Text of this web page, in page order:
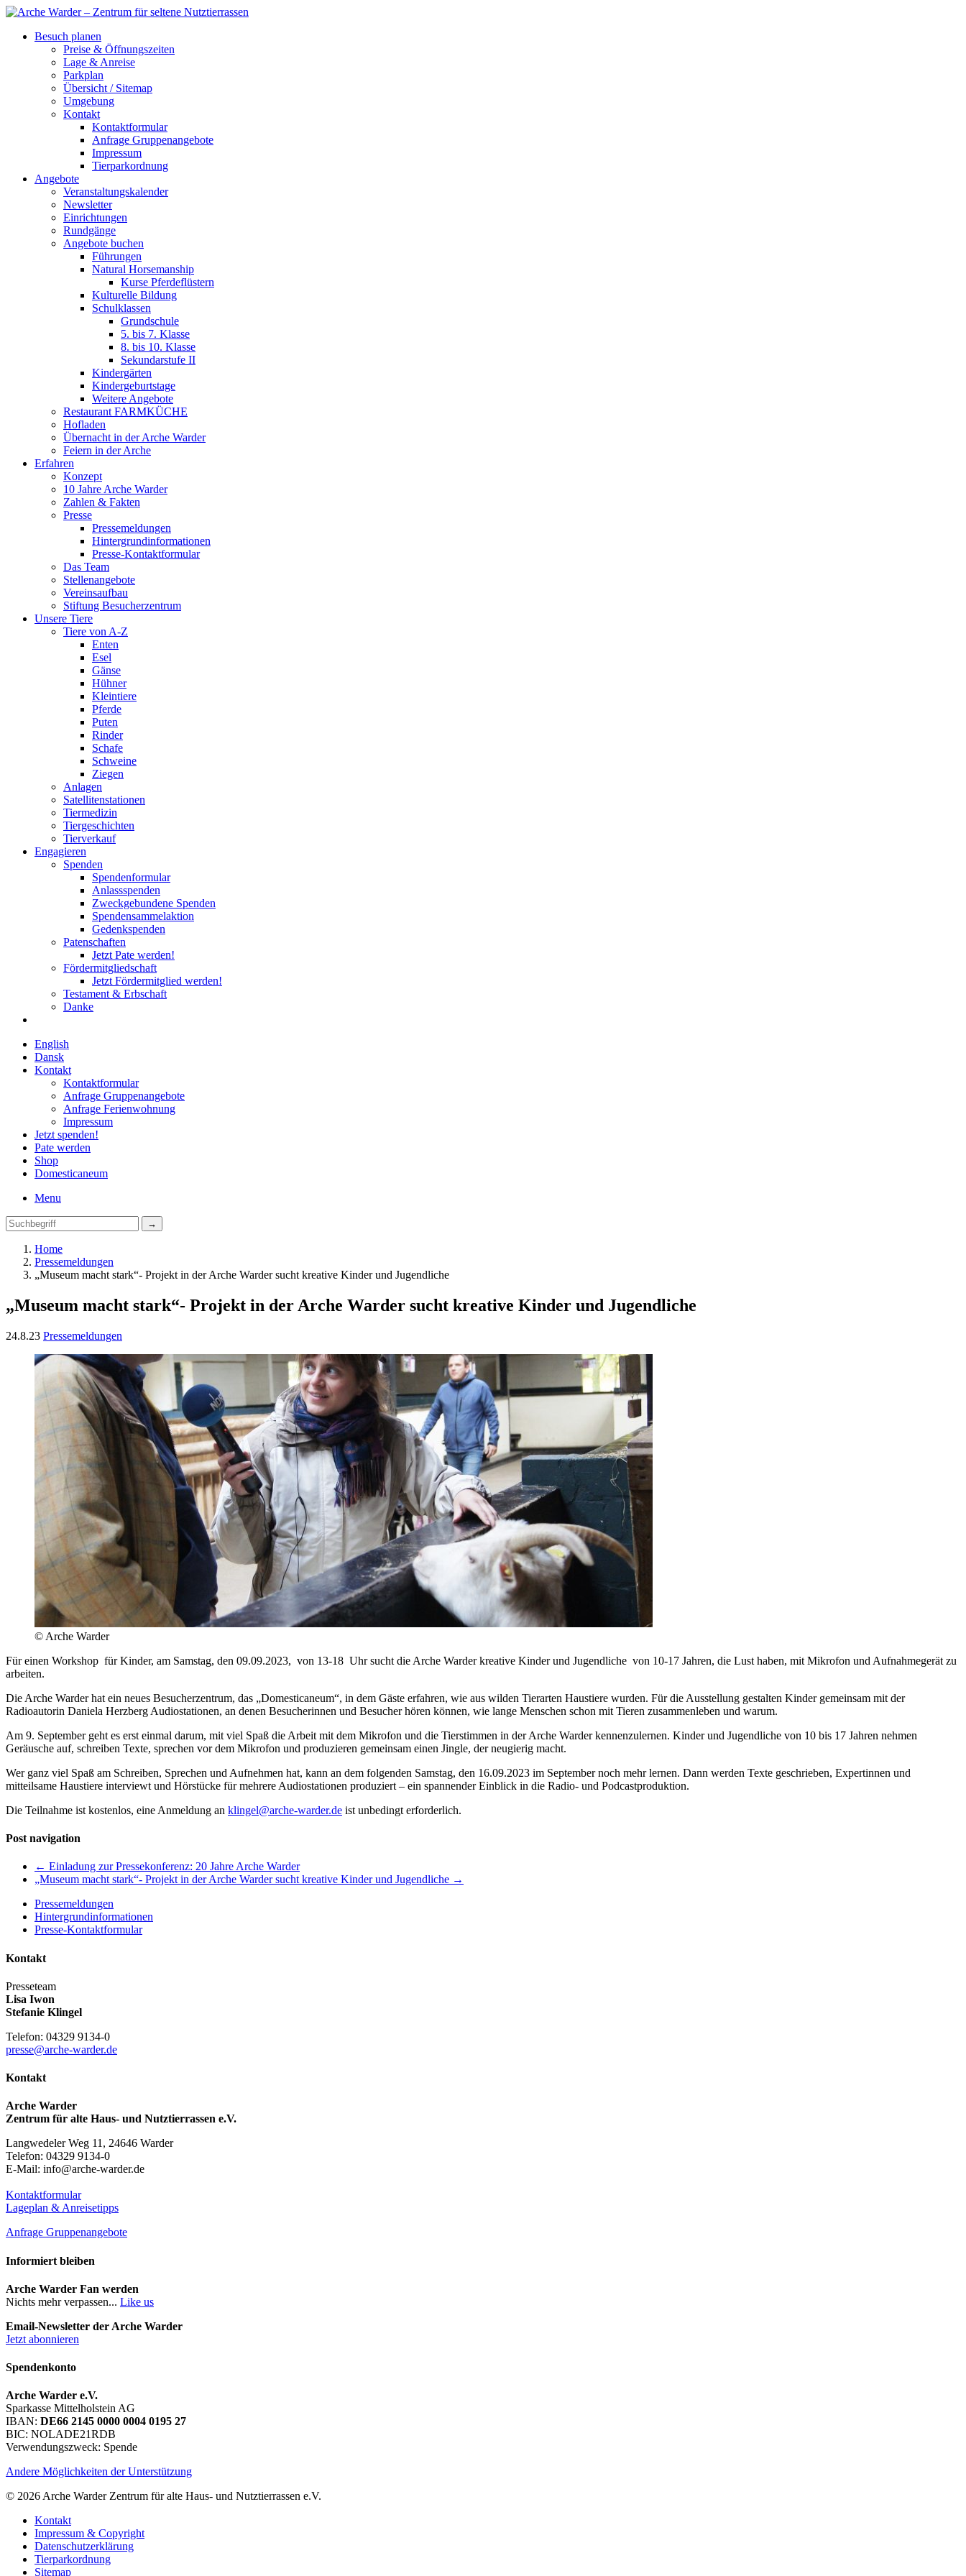
Besuch planen
Preise & Öffnungszeiten
Lage & Anreise
Parkplan
Übersicht / Sitemap
Umgebung
Kontakt
Kontaktformular
Anfrage Gruppenangebote
Impressum
Tierparkordnung
Angebote
Veranstaltungskalender
Newsletter
Einrichtungen
Rundgänge
Angebote buchen
Führungen
Natural Horsemanship
Kurse Pferdeflüstern
Kulturelle Bildung
Schulklassen
Grundschule
5. bis 7. Klasse
8. bis 10. Klasse
Sekundarstufe II
Kindergärten
Kindergeburtstage
Weitere Angebote
Restaurant FARMKÜCHE
Hofladen
Übernacht in der Arche Warder
Feiern in der Arche
Erfahren
Konzept
10 Jahre Arche Warder
Zahlen & Fakten
Presse
Pressemeldungen
Hintergrundinformationen
Presse-Kontaktformular
Das Team
Stellenangebote
Vereinsaufbau
Stiftung Besucherzentrum
Unsere Tiere
Tiere von A-Z
Enten
Esel
Gänse
Hühner
Kleintiere
Pferde
Puten
Rinder
Schafe
Schweine
Ziegen
Anlagen
Satellitenstationen
Tiermedizin
Tiergeschichten
Tierverkauf
Engagieren
Spenden
Spendenformular
Anlassspenden
Zweckgebundene Spenden
Spendensammelaktion
Gedenkspenden
Patenschaften
Jetzt Pate werden!
Fördermitgliedschaft
Jetzt Fördermitglied werden!
Testament & Erbschaft
Danke
English
Dansk
Kontakt
Kontaktformular
Anfrage Gruppenangebote
Anfrage Ferienwohnung
Impressum
Jetzt spenden!
Pate werden
Shop
Domesticaneum
Menu
Home
Pressemeldungen
„Museum macht stark“- Projekt in der Arche Warder sucht kreative Kinder und Jugendliche
„Museum macht stark“- Projekt in der Arche Warder sucht kreative Kinder und Jugendliche
24.8.23 Pressemeldungen
© Arche Warder
Für einen Workshop für Kinder, am Samstag, den 09.09.2023, von 13-18 Uhr sucht die Arche Warder kreative Kinder und Jugendliche von 10-17 Jahren, die Lust haben, mit Mikrofon und Aufnahmegerät zu
arbeiten.
Die Arche Warder hat ein neues Besucherzentrum, das „Domesticaneum“, in dem Gäste erfahren, wie aus wilden Tierarten Haustiere wurden. Für die Ausstellung gestalten Kinder gemeinsam mit der
Radioautorin Daniela Herzberg Audiostationen, an denen Besucherinnen und Besucher hören können, wie lange Menschen schon mit Tieren zusammenleben und warum.
Am 9. September geht es erst einmal darum, mit viel Spaß die Arbeit mit dem Mikrofon und die Tierstimmen in der Arche Warder kennenzulernen. Kinder und Jugendliche von 10 bis 17 Jahren nehmen
Geräusche auf, schreiben Texte, sprechen vor dem Mikrofon und produzieren gemeinsam einen Jingle, der neugierig macht.
Wer ganz viel Spaß am Schreiben, Sprechen und Aufnehmen hat, kann an dem folgenden Samstag, den 16.09.2023 im September noch mehr lernen. Dann werden Texte geschrieben, Expertinnen und
mitteilsame Haustiere interviewt und Hörstücke für mehrere Audiostationen produziert – ein spannender Einblick in die Radio- und Podcastproduktion.
Die Teilnahme ist kostenlos, eine Anmeldung an klingel@arche-warder.de ist unbedingt erforderlich.
Post navigation
← Einladung zur Pressekonferenz: 20 Jahre Arche Warder
„Museum macht stark“- Projekt in der Arche Warder sucht kreative Kinder und Jugendliche →
Pressemeldungen
Hintergrundinformationen
Presse-Kontaktformular
Kontakt
Presseteam
Lisa Iwon
Stefanie Klingel
Telefon: 04329 9134-0
presse@arche-warder.de
Kontakt
Arche Warder
Zentrum für alte Haus- und Nutztierrassen e.V.
Langwedeler Weg 11, 24646 Warder
Telefon: 04329 9134-0
E-Mail: info@arche-warder.de
Kontaktformular
Lageplan & Anreisetipps
Anfrage Gruppenangebote
Informiert bleiben
Arche Warder Fan werden
Nichts mehr verpassen... Like us
Email-Newsletter der Arche Warder
Jetzt abonnieren
Spendenkonto
Arche Warder e.V.
Sparkasse Mittelholstein AG
IBAN: DE66 2145 0000 0004 0195 27
BIC: NOLADE21RDB
Verwendungszweck: Spende
Andere Möglichkeiten der Unterstützung
© 2026 Arche Warder Zentrum für alte Haus- und Nutztierrassen e.V.
Kontakt
Impressum & Copyright
Datenschutzerklärung
Tierparkordnung
Sitemap